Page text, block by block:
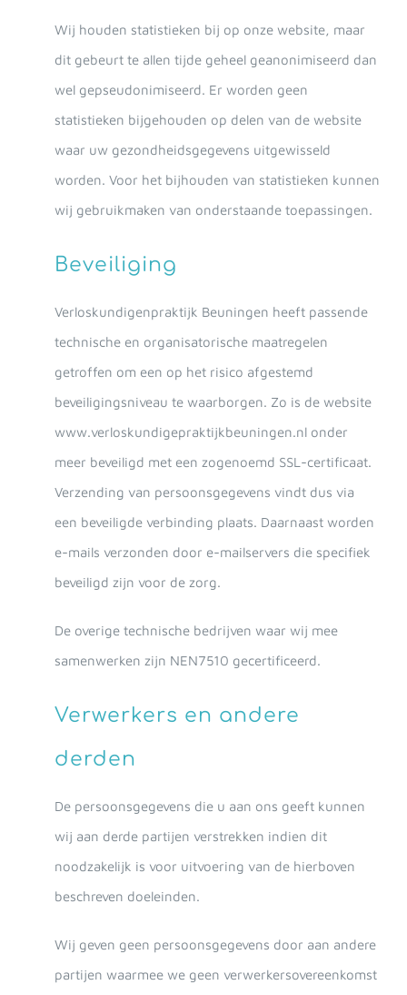
Wij houden statistieken bij op onze website, maar
dit gebeurt te allen tijde geheel geanonimiseerd dan
wel gepseudonimiseerd. Er worden geen
statistieken bijgehouden op delen van de website
waar uw gezondheidsgegevens uitgewisseld
worden. Voor het bijhouden van statistieken kunnen
wij gebruikmaken van onderstaande toepassingen.
Beveiliging
Verloskundigenpraktijk Beuningen heeft passende
technische en organisatorische maatregelen
getroffen om een op het risico afgestemd
beveiligingsniveau te waarborgen. Zo is de website
www.verloskundigepraktijkbeuningen.nl onder
meer beveiligd met een zogenoemd SSL-certificaat.
Verzending van persoonsgegevens vindt dus via
een beveiligde verbinding plaats. Daarnaast worden
e-mails verzonden door e-mailservers die specifiek
beveiligd zijn voor de zorg.
De overige technische bedrijven waar wij mee
samenwerken zijn NEN7510 gecertificeerd.
Verwerkers en andere
derden
De persoonsgegevens die u aan ons geeft kunnen
wij aan derde partijen verstrekken indien dit
noodzakelijk is voor uitvoering van de hierboven
beschreven doeleinden.
Wij geven geen persoonsgegevens door aan andere
partijen waarmee we geen verwerkersovereenkomst